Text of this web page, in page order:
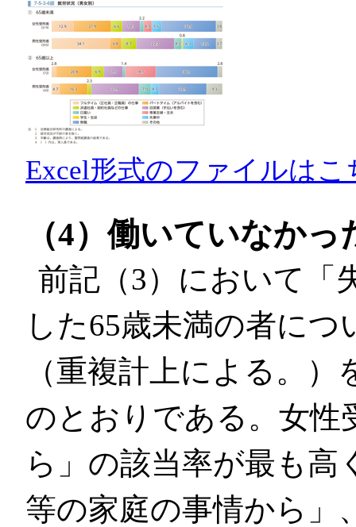
Excel形式のファイルはこ
（4）働いていなかっ
前記（3）において「
した65歳未満の者に
（重複計上による。
のとおりである。女性
ら」の該当率が最も高
等の家庭の事情から」